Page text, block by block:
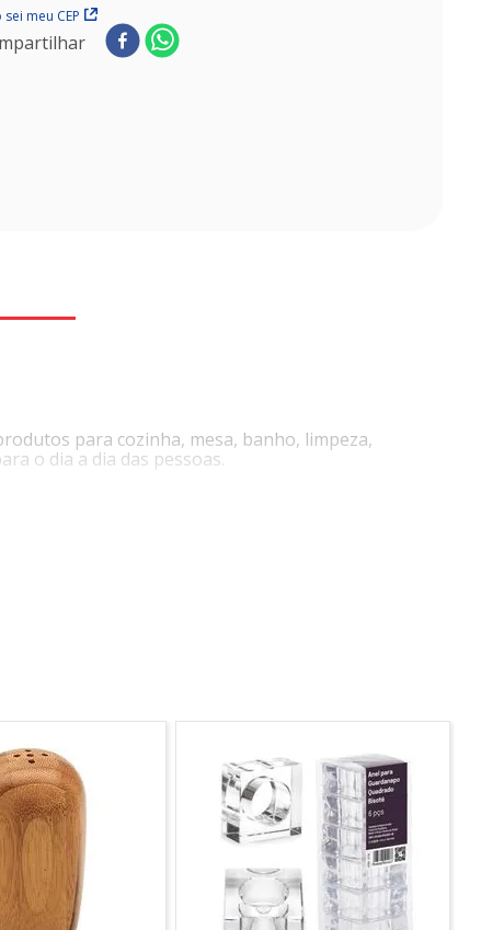
sei meu CEP
para cozinha, mesa, banho, limpeza,
o dia a dia das pessoas.
criado-mudo e até mesmo na caixinha